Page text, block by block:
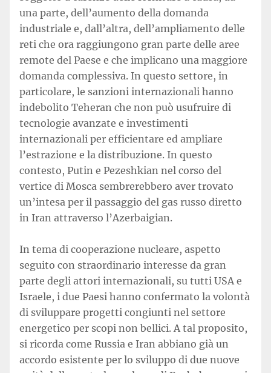
una parte, dell’aumento della domanda
industriale e, dall’altra, dell’ampliamento delle
reti che ora raggiungono gran parte delle aree
remote del Paese e che implicano una maggiore
domanda complessiva. In questo settore, in
particolare, le sanzioni internazionali hanno
indebolito Teheran che non può usufruire di
tecnologie avanzate e investimenti
internazionali per efficientare ed ampliare
l’estrazione e la distribuzione. In questo
contesto, Putin e Pezeshkian nel corso del
vertice di Mosca sembrerebbero aver trovato
un’intesa per il passaggio del gas russo diretto
in Iran attraverso l’Azerbaigian.
In tema di cooperazione nucleare, aspetto
seguito con straordinario interesse da gran
parte degli attori internazionali, su tutti USA e
Israele, i due Paesi hanno confermato la volontà
di sviluppare progetti congiunti nel settore
energetico per scopi non bellici. A tal proposito,
si ricorda come Russia e Iran abbiano già un
accordo esistente per lo sviluppo di due nuove